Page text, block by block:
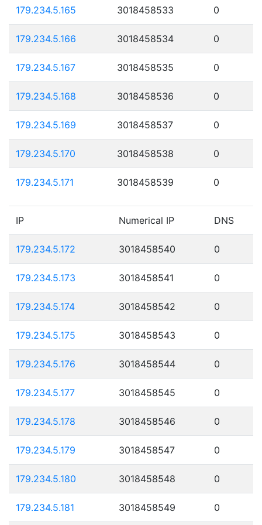
179.234.5.165 3018458533 0
179.234.5.166 3018458534 0
179.234.5.167 3018458535 0
179.234.5.168 3018458536 0
179.234.5.169 3018458537 0
179.234.5.170 3018458538 0
179.234.5.171 3018458539 0
IP Numerical IP DNS
179.234.5.172 3018458540 0
179.234.5.173 3018458541 0
179.234.5.174 3018458542 0
179.234.5.175 3018458543 0
179.234.5.176 3018458544 0
179.234.5.177 3018458545 0
179.234.5.178 3018458546 0
179.234.5.179 3018458547 0
179.234.5.180 3018458548 0
179.234.5.181 3018458549 0